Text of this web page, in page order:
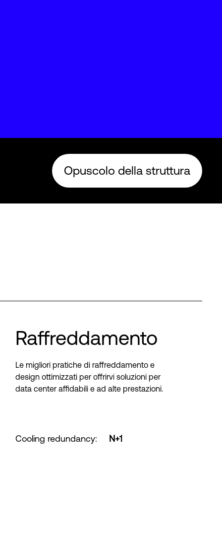
Opuscolo della struttura
Raffreddamento
Le migliori pratiche di raffreddamento e
design ottimizzati per offrirvi soluzioni per
data center affidabili e ad alte prestazioni.
Cooling redundancy: N+1